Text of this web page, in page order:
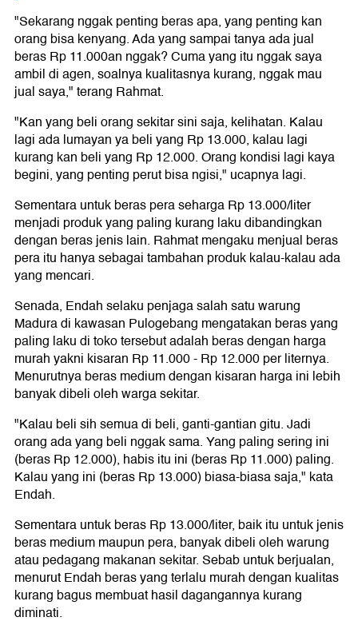
"Sekarang nggak penting beras apa, yang penting kan
orang bisa kenyang. Ada yang sampai tanya ada jual
beras Rp 11.000an nggak? Cuma yang itu nggak saya
ambil di agen, soalnya kualitasnya kurang, nggak mau
jual saya," terang Rahmat.
"Kan yang beli orang sekitar sini saja, kelihatan. Kalau
lagi ada lumayan ya beli yang Rp 13.000, kalau lagi
kurang kan beli yang Rp 12.000. Orang kondisi lagi kaya
begini, yang penting perut bisa ngisi," ucapnya lagi.
Sementara untuk beras pera seharga Rp 13.000/liter
menjadi produk yang paling kurang laku dibandingkan
dengan beras jenis lain. Rahmat mengaku menjual beras
pera itu hanya sebagai tambahan produk kalau-kalau ada
yang mencari.
Senada, Endah selaku penjaga salah satu warung
Madura di kawasan Pulogebang mengatakan beras yang
paling laku di toko tersebut adalah beras dengan harga
murah yakni kisaran Rp 11.000 - Rp 12.000 per liternya.
Menurutnya beras medium dengan kisaran harga ini lebih
banyak dibeli oleh warga sekitar.
"Kalau beli sih semua di beli, ganti-gantian gitu. Jadi
orang ada yang beli nggak sama. Yang paling sering ini
(beras Rp 12.000), habis itu ini (beras Rp 11.000) paling.
Kalau yang ini (beras Rp 13.000) biasa-biasa saja," kata
Endah.
Sementara untuk beras Rp 13.000/liter, baik itu untuk jenis
beras medium maupun pera, banyak dibeli oleh warung
atau pedagang makanan sekitar. Sebab untuk berjualan,
menurut Endah beras yang terlalu murah dengan kualitas
kurang bagus membuat hasil dagangannya kurang
diminati.